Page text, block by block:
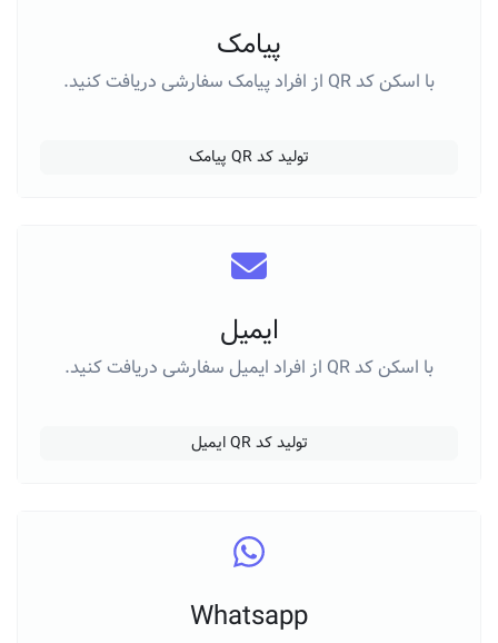
پیامک
با اسکن کد QR از افراد پیامک سفارشی دریافت کنید.
تولید کد QR پیامک
ایمیل
با اسکن کد QR از افراد ایمیل سفارشی دریافت کنید.
تولید کد QR ایمیل
Whatsapp